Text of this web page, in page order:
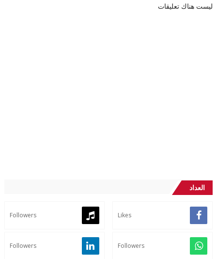
ليست هناك تعليقات
العداد
Likes
Followers
Followers
Followers